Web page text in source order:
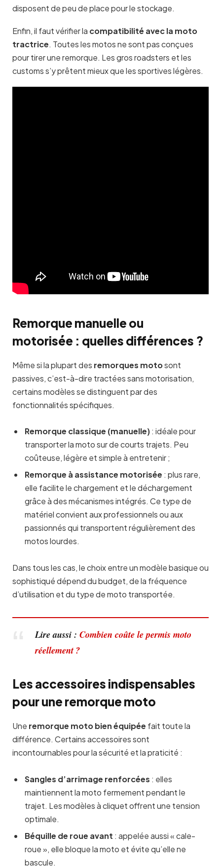
disposent de peu de place pour le stockage.
Enfin, il faut vérifier la compatibilité avec la moto
tractrice. Toutes les motos ne sont pas conçues
pour tirer une remorque. Les gros roadsters et les
customs s’y prêtent mieux que les sportives légères.
Remorque manuelle ou
motorisée : quelles différences ?
Même si la plupart des remorques motosont
passives, c’est-à-dire tractées sans motorisation,
certains modèles se distinguent par des
fonctionnalités spécifiques.
Remorque classique (manuelle): idéale pour
transporter la moto sur de courts trajets. Peu
coûteuse, légère et simple à entretenir ;
Remorque à assistance motorisée : plus rare,
elle facilite le chargement et le déchargement
grâce à des mécanismes intégrés. Ce type de
matériel convient aux professionnels ou aux
passionnés qui transportent régulièrement des
motos lourdes.
Dans tous les cas, le choix entre un modèle basique ou
sophistiqué dépend du budget, de la fréquence
d’utilisation et du type de moto transportée.
Lire aussi :Combien coûte le permis moto
réellement ?
Les accessoires indispensables
pour une remorque moto
Une remorque moto bien équipée fait toute la
différence. Certains accessoires sont
incontournables pour la sécurité et la praticité :
Sangles d’arrimage renforcées : elles
maintiennent la moto fermement pendant le
trajet. Les modèles à cliquet offrent une tension
optimale.
Béquille de roue avant : appelée aussi « cale-
roue », elle bloque la moto et évite qu’elle ne
bascule.